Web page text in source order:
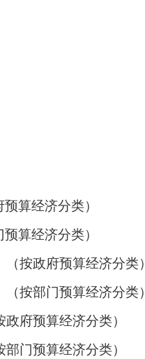
算经济分类）
算经济分类）
按政府预算经济分类）
按部门预算经济分类）
府预算经济分类）
门预算经济分类）